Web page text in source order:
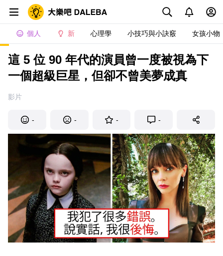
個人 新 心理學 小技巧與小訣竅 女孩小物
這 5 位 90 年代的演員曾一度被視為下
一個超級巨星，但卻不曾美夢成真
影片
- - - -